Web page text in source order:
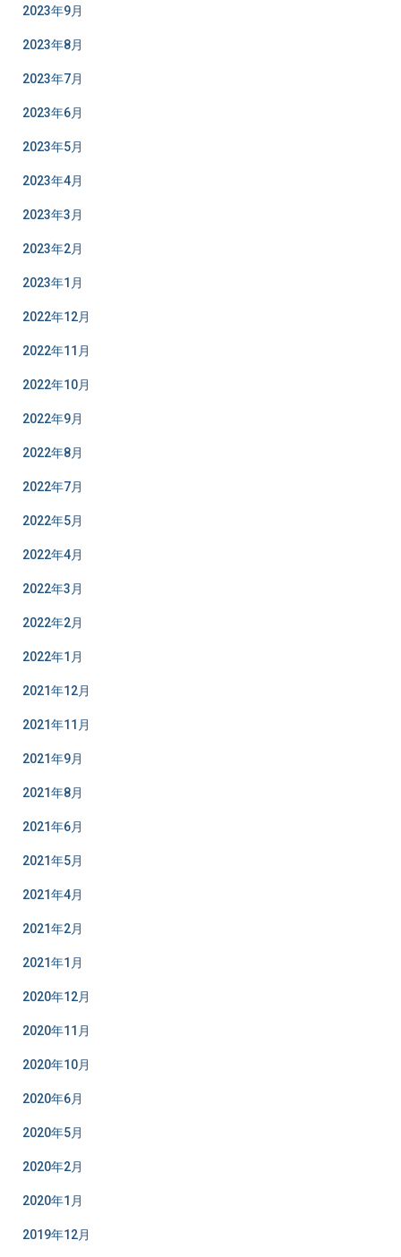
2023年9月
2023年8月
2023年7月
2023年6月
2023年5月
2023年4月
2023年3月
2023年2月
2023年1月
2022年12月
2022年11月
2022年10月
2022年9月
2022年8月
2022年7月
2022年5月
2022年4月
2022年3月
2022年2月
2022年1月
2021年12月
2021年11月
2021年9月
2021年8月
2021年6月
2021年5月
2021年4月
2021年2月
2021年1月
2020年12月
2020年11月
2020年10月
2020年6月
2020年5月
2020年2月
2020年1月
2019年12月